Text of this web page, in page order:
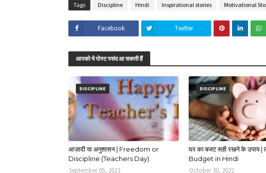
Tags Discipline Hindi Inspirational stories Motivational
Facebook Twitter
आपको ये पोस्ट पसंद आ सकती हैं
DISCIPLINE
आज़ादी या अनुशासन | Freedom or
Discipline (Teachers Day)
September 05, 2023
DISCIPLINE
घर का बजट सही रखने के उपाय
Budget in Hindi
October 30, 2022